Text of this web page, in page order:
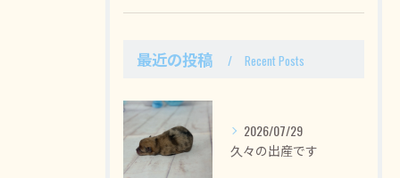
最近の投稿 Recent Posts
2026/07/29
久々の出産です